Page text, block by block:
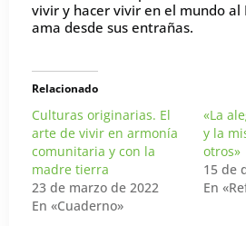
vivir y hacer vivir en el mundo al
ama desde sus entrañas.
Relacionado
Culturas originarias. El
arte de vivir en armonía
comunitaria y con la
madre tierra
23 de marzo de 2022
En «Cuaderno»
«La
y la
otros»
15 de
En